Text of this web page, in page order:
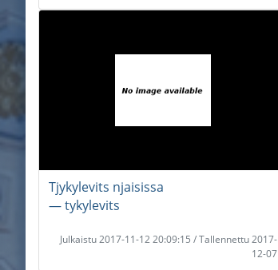
Tjykylevits njaisissa
― tykylevits
Julkaistu 2017-11-12 20:09:15 / Tallennettu 2017-
12-07